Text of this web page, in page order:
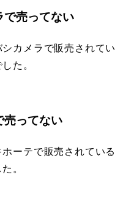
で売ってない
カメラで販売されてい
た。
売ってない
ーテで販売されている
。